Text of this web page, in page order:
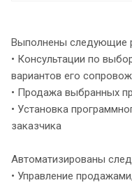
Выполнены следующие
• Консультации по
вариантов его
• Продажа выбранных
• Установка
заказчика
Автоматизированы
• Управление